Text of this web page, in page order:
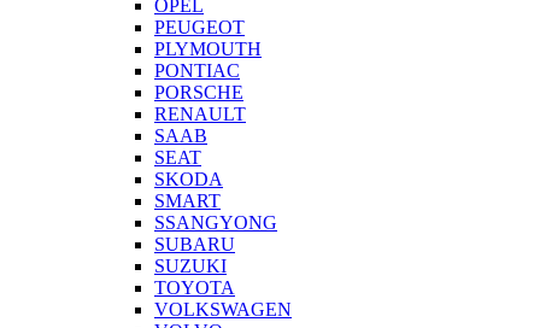
OPEL
PEUGEOT
PLYMOUTH
PONTIAC
PORSCHE
RENAULT
SAAB
SEAT
SKODA
SMART
SSANGYONG
SUBARU
SUZUKI
TOYOTA
VOLKSWAGEN